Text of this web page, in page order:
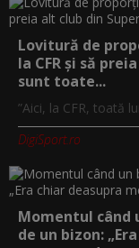
Lovitură de
la CFR și să
sunt toate...
”Aici, la CFR, toată
DigiSport.ro
Momentul când
de un bizon: